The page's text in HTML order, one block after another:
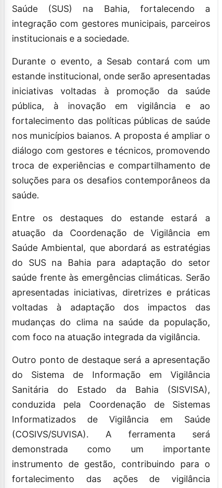
Saúde (SUS) na Bahia, fortalecendo a
integração com gestores municipais, parceiros
institucionais e a sociedade.
Durante o evento, a Sesab contará com um
estande institucional, onde serão apresentadas
iniciativas voltadas à promoção da saúde
pública, à inovação em vigilância e ao
fortalecimento das políticas públicas de saúde
nos municípios baianos. A proposta é ampliar o
diálogo com gestores e técnicos, promovendo
troca de experiências e compartilhamento de
soluções para os desafios contemporâneos da
saúde.
Entre os destaques do estande estará a
atuação da Coordenação de Vigilância em
Saúde Ambiental, que abordará as estratégias
do SUS na Bahia para adaptação do setor
saúde frente às emergências climáticas. Serão
apresentadas iniciativas, diretrizes e práticas
voltadas à adaptação dos impactos das
mudanças do clima na saúde da população,
com foco na atuação integrada da vigilância.
Outro ponto de destaque será a apresentação
do Sistema de Informação em Vigilância
Sanitária do Estado da Bahia (SISVISA),
conduzida pela Coordenação de Sistemas
Informatizados de Vigilância em Saúde
(COSIVS/SUVISA). A ferramenta será
demonstrada como um importante
instrumento de gestão, contribuindo para o
fortalecimento das ações de vigilância